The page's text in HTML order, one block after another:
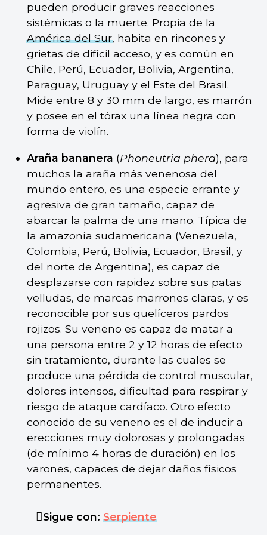
pueden producir graves reacciones
sistémicas o la muerte. Propia de la
América del Sur, habita en rincones y
grietas de difícil acceso, y es común en
Chile, Perú, Ecuador, Bolivia, Argentina,
Paraguay, Uruguay y el Este del Brasil.
Mide entre 8 y 30 mm de largo, es marrón
y posee en el tórax una línea negra con
forma de violín.
Araña bananera (Phoneutria phera), para
muchos la araña más venenosa del
mundo entero, es una especie errante y
agresiva de gran tamaño, capaz de
abarcar la palma de una mano. Típica de
la amazonía sudamericana (Venezuela,
Colombia, Perú, Bolivia, Ecuador, Brasil, y
del norte de Argentina), es capaz de
desplazarse con rapidez sobre sus patas
velludas, de marcas marrones claras, y es
reconocible por sus quelíceros pardos
rojizos. Su veneno es capaz de matar a
una persona entre 2 y 12 horas de efecto
sin tratamiento, durante las cuales se
produce una pérdida de control muscular,
dolores intensos, dificultad para respirar y
riesgo de ataque cardíaco. Otro efecto
conocido de su veneno es el de inducir a
erecciones muy dolorosas y prolongadas
(de mínimo 4 horas de duración) en los
varones, capaces de dejar daños físicos
permanentes.
Sigue con:Serpiente